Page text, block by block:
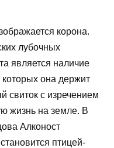
корона.
лубочных
является наличие
которых она держит
свиток с изречением
жизнь на земле. В
Алконост
птицей-